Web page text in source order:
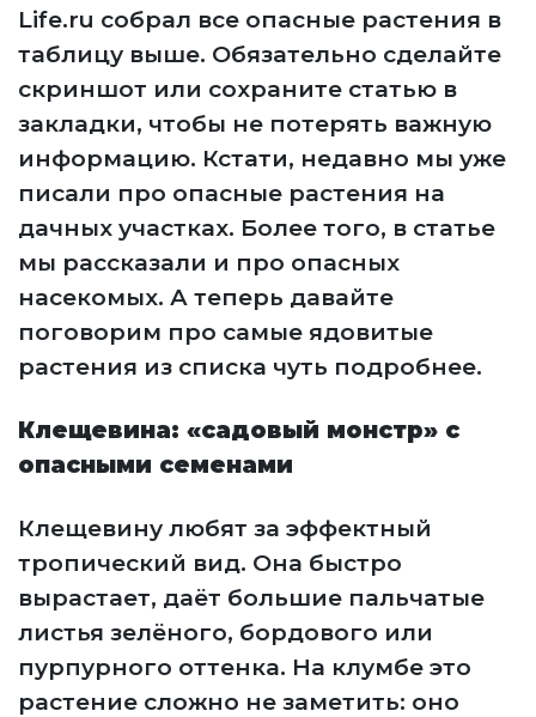
Life.ru собрал все опасные растения в
таблицу выше. Обязательно сделайте
скриншот или сохраните статью в
закладки, чтобы не потерять важную
информацию. Кстати, недавно мы уже
писали про опасные растения на
дачных участках. Более того, в статье
мы рассказали и про опасных
насекомых. А теперь давайте
поговорим про самые ядовитые
растения из списка чуть подробнее.
Клещевина: «садовый монстр» с
опасными семенами
Клещевину любят за эффектный
тропический вид. Она быстро
вырастает, даёт большие пальчатые
листья зелёного, бордового или
пурпурного оттенка. На клумбе это
растение сложно не заметить: оно